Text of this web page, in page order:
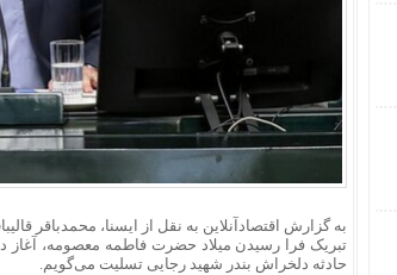
آغاز پیش‌فروش بلیت قطار برای نیمۀ دوم مرداد
سردار رضایی: ضربات شدیدی در جنگ ۱۷ روزه محرم به امریکا وارد کردیم
نشست خبری رویداد «انتخاب جوان سال»
نتایج آزمون‌های سمپاد و نمونه دولتی هفته آینده منتشر
افزایش ۵ درصدی ظرفیت قطارهای اربعین
مشاهده اولین نسخه One UI 9.5 روی سرورهای سامسونگ
پیش‌بینی ۱۳۰ هکتار زمین برای زیرساخت‌های خدماتی راه‌آهن چابهار – زاهدان
تکرار دروغ‌گویی های ترامپ: مذاکرات با ایران هم‌اکنون در
پزشکیان: تحقق عدالت در سلامت، از الزامات توسعه و
ایمپلنت دیجیتال در کرج
به گزارش اقتصادآنلاین به نقل از ایسنا، محمدباقر
تبریک فرا رسیدن میلاد حضرت فاطمه‌ معصومه، آغاز
حادثه‌ دلخراش بندر شهید رجایی تسلیت می‌گویم.